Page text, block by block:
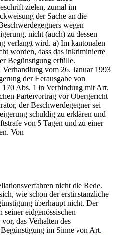
zielen, zumal im
der Sache an die
wegen
nicht (auch) zu dessen
verlangt wird. a) Im kantonalen
worden, dass das inkriminierte
Begünstigung erfülle.
Verhandlung vom 26. Januar 1993
der Herausgabe von
Abs. 1 in Verbindung mit Art.
Parteivortrag vor Obergericht
der Beschwerdegegner sei
schuldig zu erklären und
von 5 Tagen und zu einer
Von
nicht die Rede.
wie schon der erstinstanzliche
überhaupt nicht. Der
eidgenössischen
das Verhalten des
im Sinne von Art.